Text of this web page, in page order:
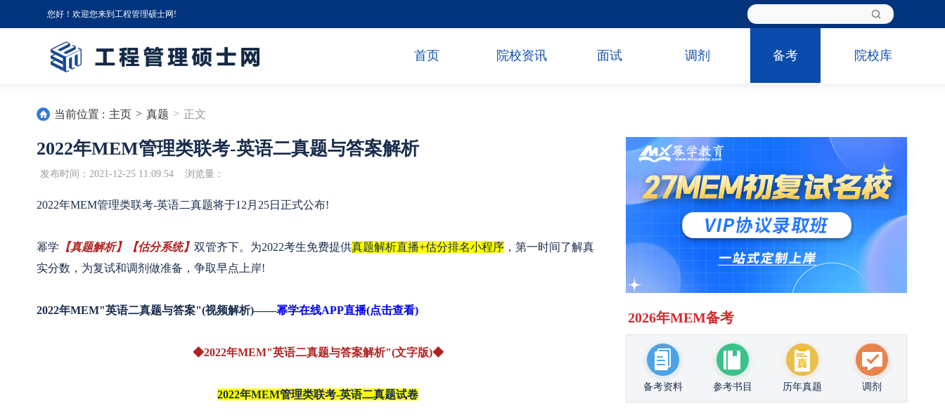
您好！欢迎您来到工程管理硕士网!
首页 院校资讯 面试 调剂 备考 院校库
当前位置 : 主页 > 真题 > 正文
2022年MEM管理类联考-英语二真题与答案解析
发布时间：2021-12-25 11:09:54 浏览量：
2022年MEM管理类联考-英语二真题将于12月25日正式公布!
幂学 【真题解析】【估分系统】 双管齐下。为2022考生免费提供真题解析直播+估分排名小程序 ，第一时间了解真
实分数，为复试和调剂做准备，争取早点上岸!
2022年MEM"英语二真题与答案"(视频解析)——幂学在线APP直播(点击查看)
◆2022年MEM"英语二真题与答案解析"(文字版)◆
2022年MEM管理类联考-英语二真题试卷
2026年MEM备考
备考资料 参考书目 历年真题 调剂